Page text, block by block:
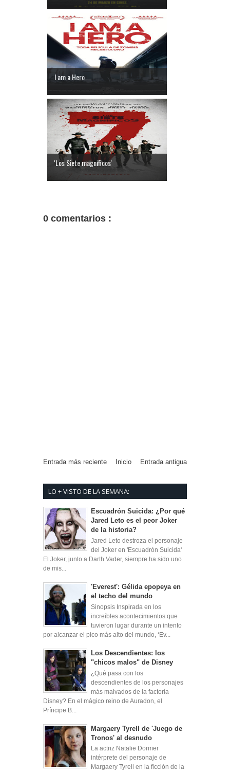
I am a Hero
'Los Siete magníficos'
0 comentarios :
Entrada más reciente Entrada antigua
Inicio
LO + VISTO DE LA SEMANA:
Escuadrón Suicida: ¿Por qué
Jared Leto es el peor Joker
de la historia?
Jared Leto destroza el personaje
del Joker en 'Escuadrón Suicida'
El Joker, junto a Darth Vader, siempre ha sido uno
de mis...
'Everest': Gélida epopeya en
el techo del mundo
Sinopsis Inspirada en los
increíbles acontecimientos que
tuvieron lugar durante un intento
por alcanzar el pico más alto del mundo, ‘Ev...
Los Descendientes: los
"chicos malos" de Disney
¿Qué pasa con los
descendientes de los personajes
más malvados de la factoría
Disney? En el mágico reino de Auradon, el
Príncipe B...
Margaery Tyrell de 'Juego de
Tronos' al desnudo
La actriz Natalie Dormer
intérprete del personaje de
Margaery Tyrell en la ficción de la